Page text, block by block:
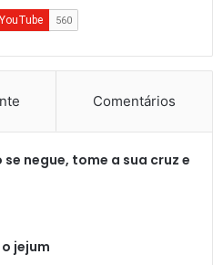
Comentários
negue, tome a sua cruz e
jejum